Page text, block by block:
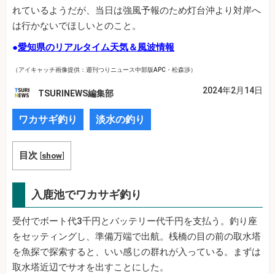
れているようだが、当日は強風予報のため灯台沖より対岸へ
は行かないでほしいとのこと。
●愛知県のリアルタイム天気＆風波情報
（アイキャッチ画像提供：週刊つりニュース中部版APC・松森渉）
TSURINEWS編集部 2024年2月14日
ワカサギ釣り 淡水の釣り
目次 [show]
入鹿池でワカサギ釣り
受付でボート代3千円とバッテリー代千円を支払う。釣り座
をセッティングし、準備万端で出航。桟橋の目の前の取水塔
を魚探で探索すると、いい感じの群れが入っている。まずは
取水塔近辺でサオを出すことにした。